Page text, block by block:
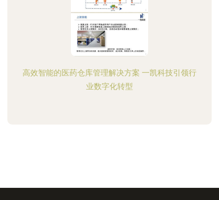
高效智能的医药仓库管理解决方案 一凯科技引领行
业数字化转型